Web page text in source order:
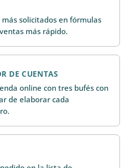
solicitados en fórmulas
más rápido.
DE CUENTAS
online con tres bufés con
de elaborar cada